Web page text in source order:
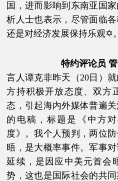
国，进而影响到东南亚国
析人士也表示，尽管面临
还是对经济发展保持乐观✡。
特约评论员
言人谭克非昨天（20日）
方持积极开放态度、双方
态，引起海内外媒体普遍
的电稿，标题是《中方
度》。我个人预判，两位
晤，是大概率事件。军事
延续，是因应中美元首会
势，这也是国际社会的共